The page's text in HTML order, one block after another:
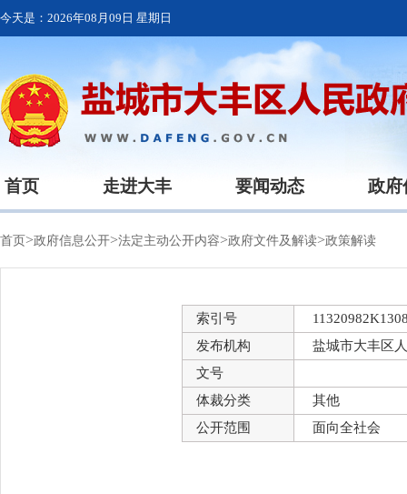
今天是： 2026年08月09日 星期日
首页 走进大丰 要闻动态 政府
首页 >政府信息公开>法定主动公开内容>政府文件及解读>政策解读
索引号
发布机构
盐城市大丰区
文号
体裁分类
其他
公开范围
面向全社会